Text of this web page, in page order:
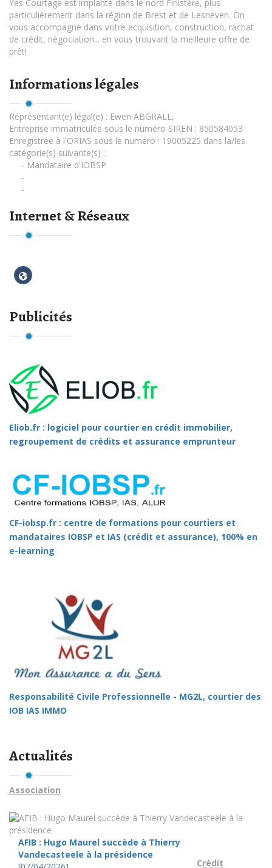
Yes Courtage est implanté dans le nord Finistère, plus
particulièrement dans la région de Brest et de Lesneven. On
vous accompagne dans votre acquisition, construction, rachat
de crédit, négociation... en vous trouvant la meilleure offre de
prêt!
Informations légales
Réprésentant(e) légal(e) : Ewen ABGRALL,
Entreprise immatriculée sous le numéro SIREN : 850584053
Enregistrée à l'ORIAS sous le numéro : 19005225 dans la/les
catégorie(s) suivante(s) :
- Mandataire d'IOBSP
-
-
Internet & Réseaux
Publicités
Eliob.fr : logiciel pour courtier en crédit immobilier,
regroupement de crédits et assurance emprunteur
CF-iobsp.fr : centre de formations pour courtiers et
mandataires IOBSP et IAS (crédit et assurance), 100% en
e-learning
Responsabilité Civile Professionnelle - MG2L, courtier des
IOB IAS IMMO
Actualités
Association
AFIB : Hugo Maurel succède à Thierry
Vandecasteele à la présidence
Crédit